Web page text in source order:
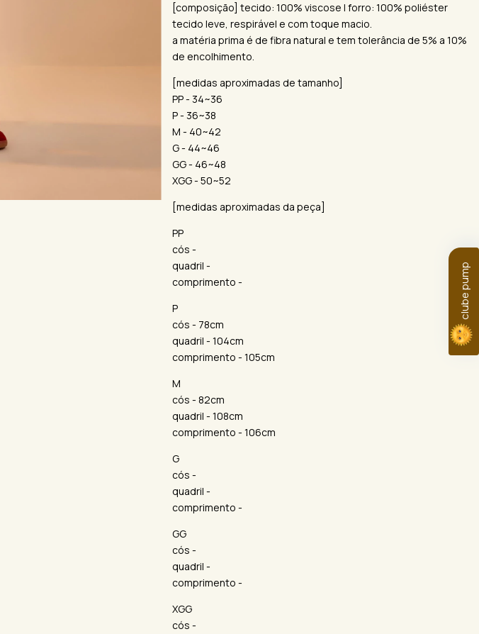
[composição] tecido: 100% viscose | forro: 100% poliéster
tecido leve, respirável e com toque macio.
a matéria prima é de fibra natural e tem tolerância de 5% a 10%
de encolhimento.
[medidas aproximadas de tamanho]
PP - 34~36
P - 36~38
M - 40~42
G - 44~46
GG - 46~48
XGG - 50~52
[medidas aproximadas da peça]
PP
cós -
quadril -
comprimento -
P
cós - 78cm
quadril - 104cm
comprimento - 105cm
M
cós - 82cm
quadril - 108cm
comprimento - 106cm
G
cós -
quadril -
comprimento -
GG
cós -
quadril -
comprimento -
XGG
cós -
clube pump